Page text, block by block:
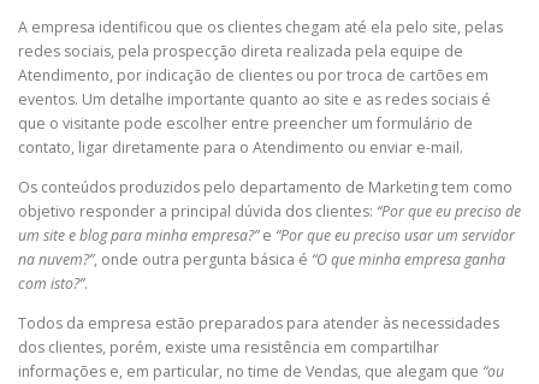
A empresa identificou que os clientes chegam até ela pelo site, pelas
redes sociais, pela prospecção direta realizada pela equipe de
Atendimento, por indicação de clientes ou por troca de cartões em
eventos. Um detalhe importante quanto ao site e as redes sociais é
que o visitante pode escolher entre preencher um formulário de
contato, ligar diretamente para o Atendimento ou enviar e-mail.
Os conteúdos produzidos pelo departamento de Marketing tem como
objetivo responder a principal dúvida dos clientes: “Por que eu preciso de
um site e blog para minha empresa?”e “Por que eu preciso usar um servidor
na nuvem?”, onde outra pergunta básica é “O que minha empresa ganha
com isto?”.
Todos da empresa estão preparados para atender às necessidades
dos clientes, porém, existe uma resistência em compartilhar
informações e, em particular, no time de Vendas, que alegam que “ou